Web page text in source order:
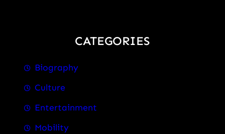
CATEGORIES
Biography
Culture
Entertainment
Mobility